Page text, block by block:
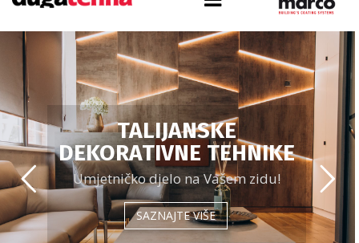
TALIJANSKE
DEKORATIVNE TEHNIKE
SAZNAJTE VIŠE
Umjetničko djelo na Vašem zidu!